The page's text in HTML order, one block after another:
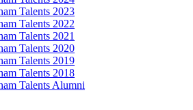
Talents 2023
Talents 2022
Talents 2021
Talents 2020
Talents 2019
Talents 2018
Talents Alumni